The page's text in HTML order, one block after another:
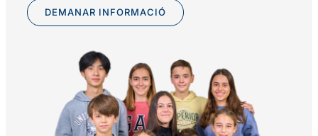
DEMANAR INFORMACIÓ